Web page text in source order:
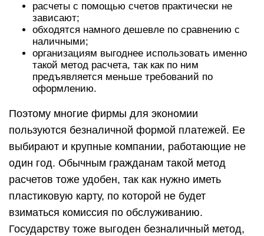
расчеты с помощью счетов практически не
зависают;
обходятся намного дешевле по сравнению с
наличными;
организациям выгоднее использовать именно
такой метод расчета, так как по ним
предъявляется меньше требований по
оформлению.
Поэтому многие фирмы для экономии
пользуются безналичной формой платежей. Ее
выбирают и крупные компании, работающие не
один год. Обычным гражданам такой метод
расчетов тоже удобен, так как нужно иметь
пластиковую карту, по которой не будет
взиматься комиссия по обслуживанию.
Государству тоже выгоден безналичный метод,